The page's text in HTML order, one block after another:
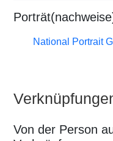
National Portrait
Von der Person